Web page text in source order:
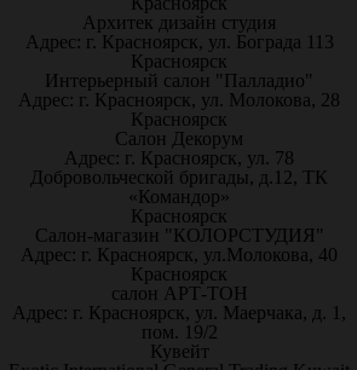
Архитек дизайн студия
Адрес: г. Красноярск, ул. Бограда 113
Красноярск
Интерьерный салон "Палладио"
Адрес: г. Красноярск, ул. Молокова, 28
Красноярск
Салон Декорум
Адрес: г. Красноярск, ул. 78
Добровольческой бригады, д.12, ТК
«Командор»
Красноярск
Салон-магазин "КОЛОРСТУДИЯ"
Адрес: г. Красноярск, ул.Молокова, 40
Красноярск
салон АРТ-ТОН
Адрес: г. Красноярск, ул. Маерчака, д. 1,
пом. 19/2
Кувейт